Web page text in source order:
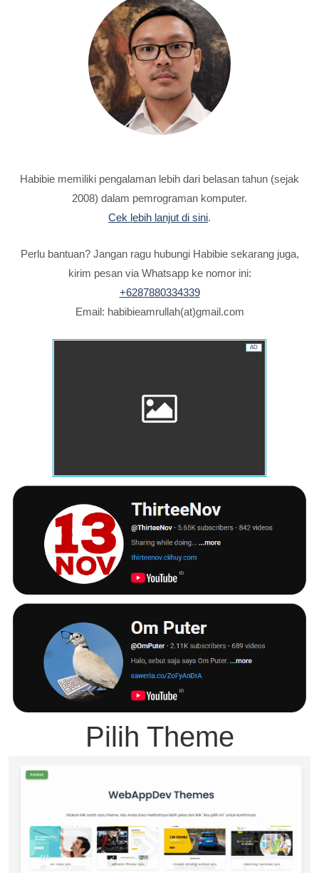
Habibie memiliki pengalaman lebih dari belasan tahun (sejak
2008) dalam pemrograman komputer.
Cek lebih lanjut di sini.
Perlu bantuan? Jangan ragu hubungi Habibie sekarang juga,
kirim pesan via Whatsapp ke nomor ini:
+6287880334339
Email: habibieamrullah(at)gmail.com
AD
Pilih Theme